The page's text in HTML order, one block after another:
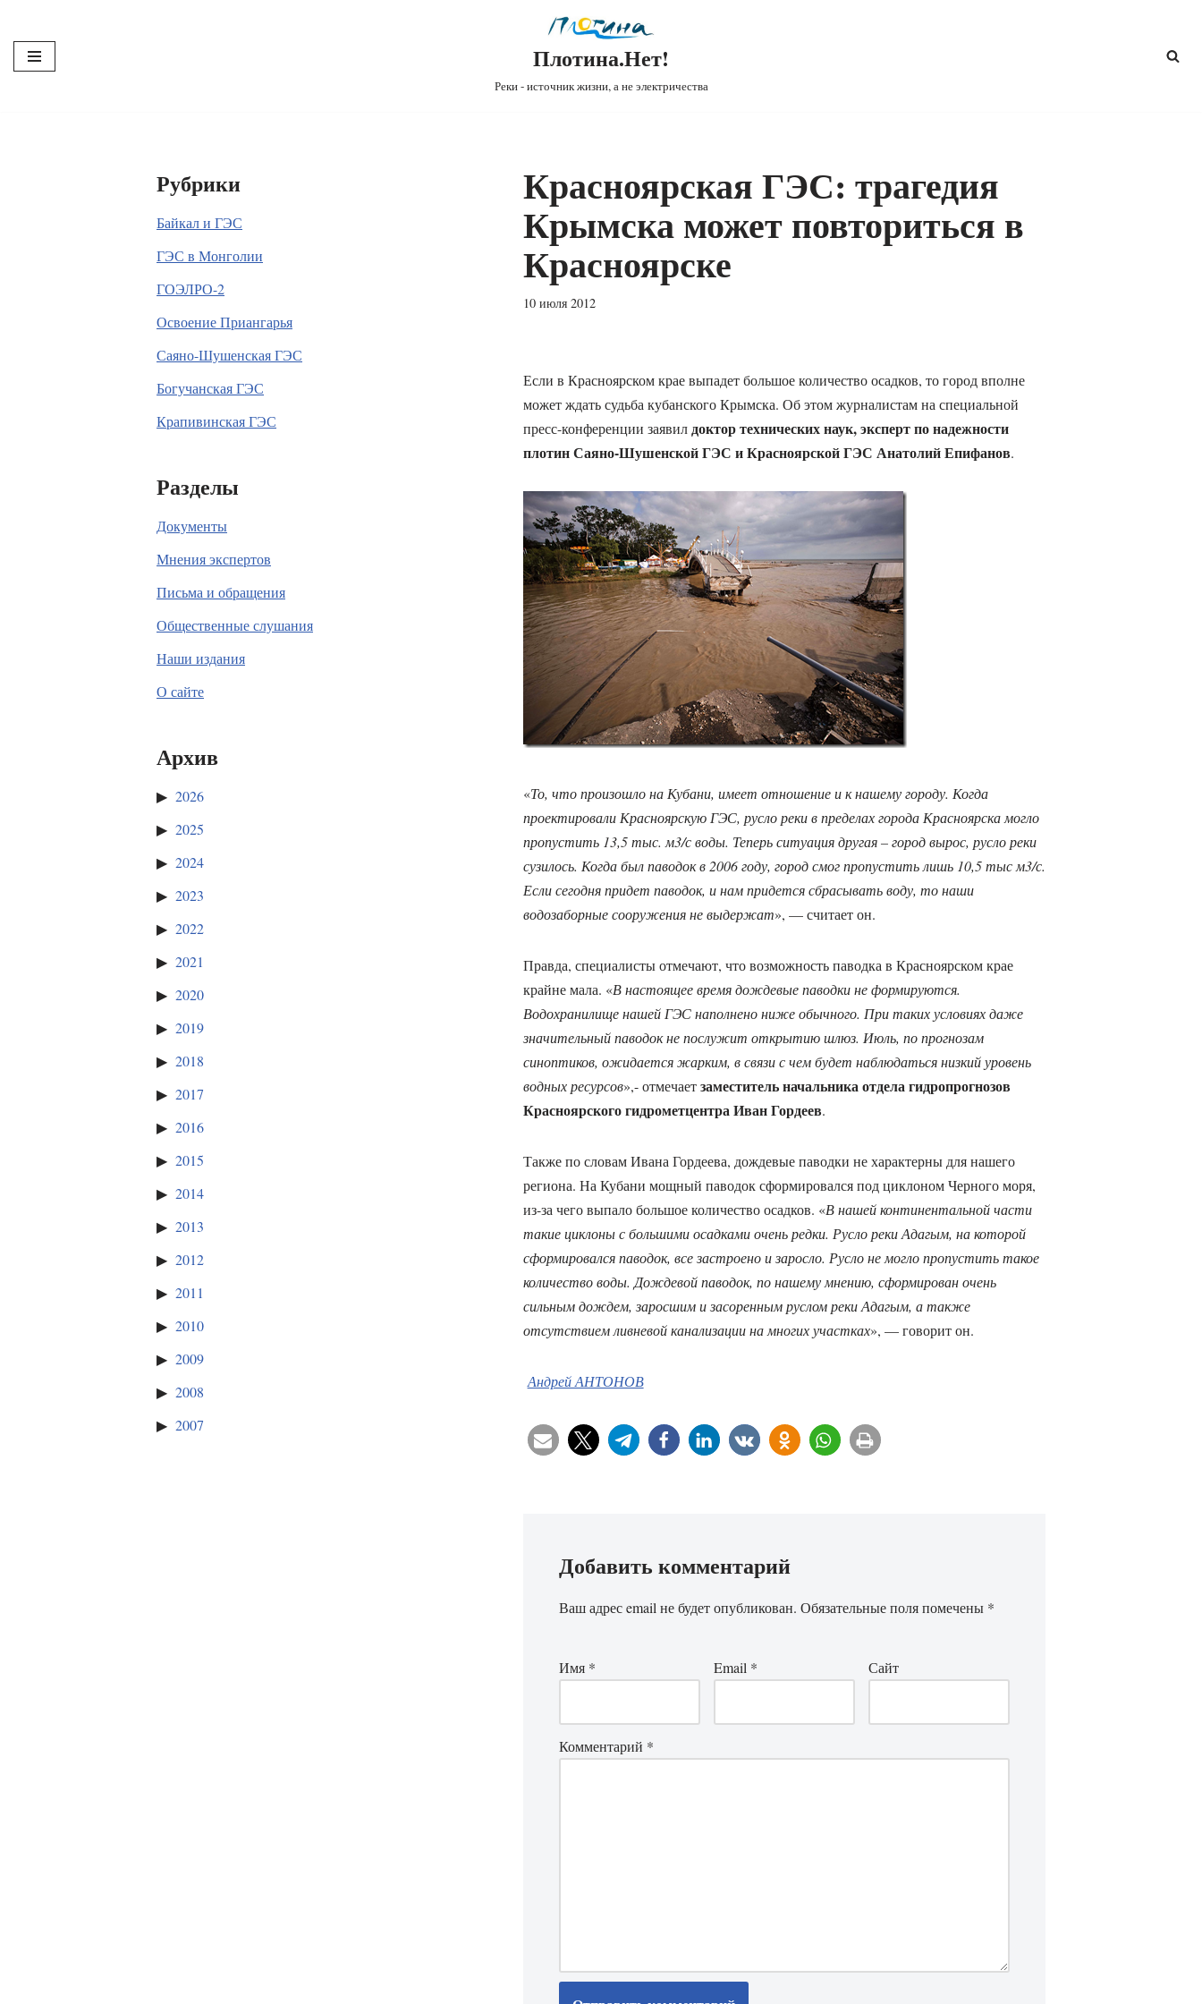
Перейти
к
Плотина.Нет!
Реки - источник жизни, а не электричества
Рубрики
Байкал и ГЭС
ГЭС в Монголии
ГОЭЛРО-2
Освоение Приангарья
Саяно-Шушенская ГЭС
Богучанская ГЭС
Крапивинская ГЭС
Разделы
Документы
Мнения экспертов
Письма и обращения
Общественные слушания
Наши издания
О сайте
Архив
2026
2025
2024
2023
2022
2021
2020
2019
2018
2017
2016
2015
2014
2013
2012
2011
2010
2009
2008
2007
Красноярская ГЭС: трагедия
Крымска может повториться в
Красноярске
10 июля 2012
Если в Красноярском крае выпадет большое количество осадков, то город вполне
может ждать судьба кубанского Крымска. Об этом журналистам на специальной
пресс-конференции заявилдоктор технических наук, эксперт по надежности
плотин Саяно-Шушенской ГЭС и Красноярской ГЭС Анатолий Епифанов.
«То, что произошло на Кубани, имеет отношение и к нашему городу. Когда
проектировали Красноярскую ГЭС, русло реки в пределах города Красноярска могло
пропустить 13,5 тыс. м3/с воды. Теперь ситуация другая – город вырос, русло реки
сузилось. Когда был паводок в 2006 году, город смог пропустить лишь 10,5 тыс м3/с.
Если сегодня придет паводок, и нам придется сбрасывать воду, то наши
водозаборные сооружения не выдержат», — считает он.
Правда, специалисты отмечают, что возможность паводка в Красноярском крае
крайне мала. «В настоящее время дождевые паводки не формируются.
Водохранилище нашей ГЭС наполнено ниже обычного. При таких условиях даже
значительный паводок не послужит открытию шлюз. Июль, по прогнозам
синоптиков, ожидается жарким, в связи с чем будет наблюдаться низкий уровень
водных ресурсов»,- отмечаетзаместитель начальника отдела гидропрогнозов
Красноярского гидрометцентра Иван Гордеев.
Также по словам Ивана Гордеева, дождевые паводки не характерны для нашего
региона. На Кубани мощный паводок сформировался под циклоном Черного моря,
из-за чего выпало большое количество осадков. «В нашей континентальной части
такие циклоны с большими осадками очень редки. Русло реки Адагым, на которой
сформировался паводок, все застроено и заросло. Русло не могло пропустить такое
количество воды. Дождевой паводок, по нашему мнению, сформирован очень
сильным дождем, заросшим и засоренным руслом реки Адагым, а также
отсутствием ливневой канализации на многих участках», — говорит он.
Андрей АНТОНОВ
Добавить комментарий
Ваш адрес email не будет опубликован. Обязательные поля помечены *
Имя * Email * Сайт
Комментарий *